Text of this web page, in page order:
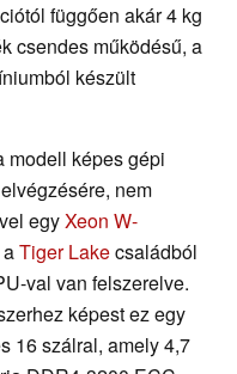
függően akár 4 kg
csendes működésű, a
készült
modell képes gépi
nem
egyXeon W-
Tiger Lakecsaládból
val van felszerelve.
képest ez egy
16 szálral, amely 4,7